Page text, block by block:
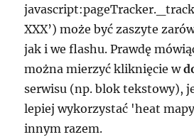
XXX’) może być zaszyte
jak i we flashu. Prawdę
można mierzyć kliknięcie w
serwisu (np. blok tekstowy),
lepiej wykorzystać 'heat
innym razem.